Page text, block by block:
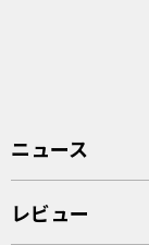
ニュース
レビュー